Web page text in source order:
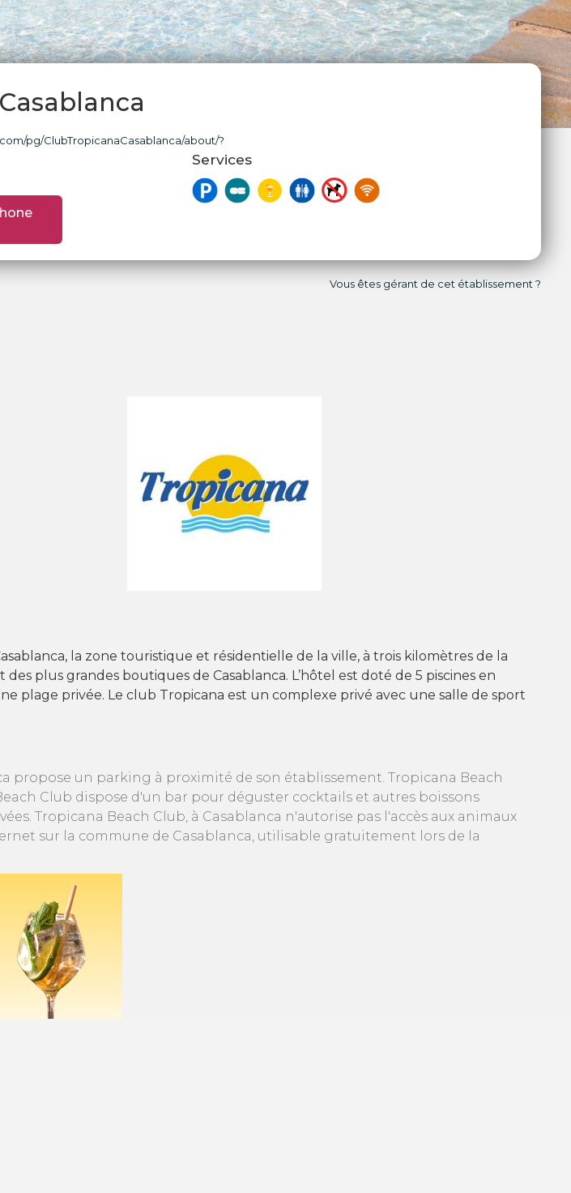
pg/ClubTropicanaCasablanca/about/?
Services
Vous êtes gérant de cet établissement ?
la zone touristique et résidentielle de la ville, à trois kilomètres de la
plus grandes boutiques de Casablanca. L’hôtel est doté de 5 piscines en
plage privée. Le club Tropicana est un complexe privé avec une salle de sport
propose un parking à proximité de son établissement. Tropicana Beach
Club dispose d'un bar pour déguster cocktails et autres boissons
Tropicana Beach Club, à Casablanca n'autorise pas l'accès aux animaux
sur la commune de Casablanca, utilisable gratuitement lors de la